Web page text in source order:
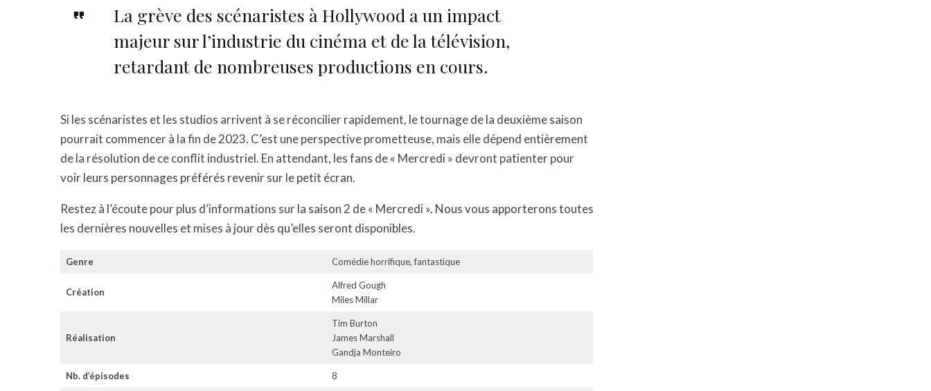
La grève des scénaristes à Hollywood a un impact
majeur sur l’industrie du cinéma et de la télévision,
retardant de nombreuses productions en cours.
Si les scénaristes et les studios arrivent à se réconcilier rapidement, le tournage de la deuxième saison
pourrait commencer à la fin de 2023. C’est une perspective prometteuse, mais elle dépend entièrement
de la résolution de ce conflit industriel. En attendant, les fans de « Mercredi » devront patienter pour
voir leurs personnages préférés revenir sur le petit écran.
Restez à l’écoute pour plus d’informations sur la saison 2 de « Mercredi ». Nous vous apporterons toutes
les dernières nouvelles et mises à jour dès qu’elles seront disponibles.
Genre Comédie horrifique, fantastique
Création
Alfred Gough
Miles Millar
Réalisation
Tim Burton
James Marshall
Gandja Monteiro
Nb. d’épisodes 8